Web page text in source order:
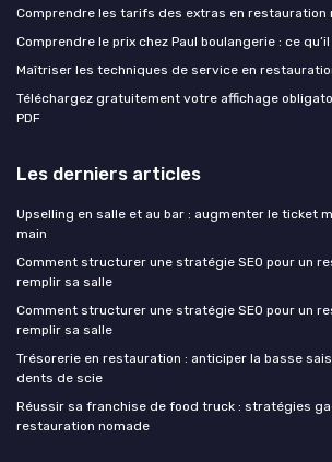
Comprendre les tarifs des extras en restauration
Comprendre le prix chez Paul boulangerie : ce
Maîtriser les techniques de service en
Téléchargez gratuitement votre affichage
PDF
Les derniers articles
Upselling en salle et au bar : augmenter le ticket
main
Comment structurer une stratégie SEO pour un
remplir sa salle
Comment structurer une stratégie SEO pour un
remplir sa salle
Trésorerie en restauration : anticiper la basse
dents de scie
Réussir sa franchise de food truck : stratégies
restauration nomade